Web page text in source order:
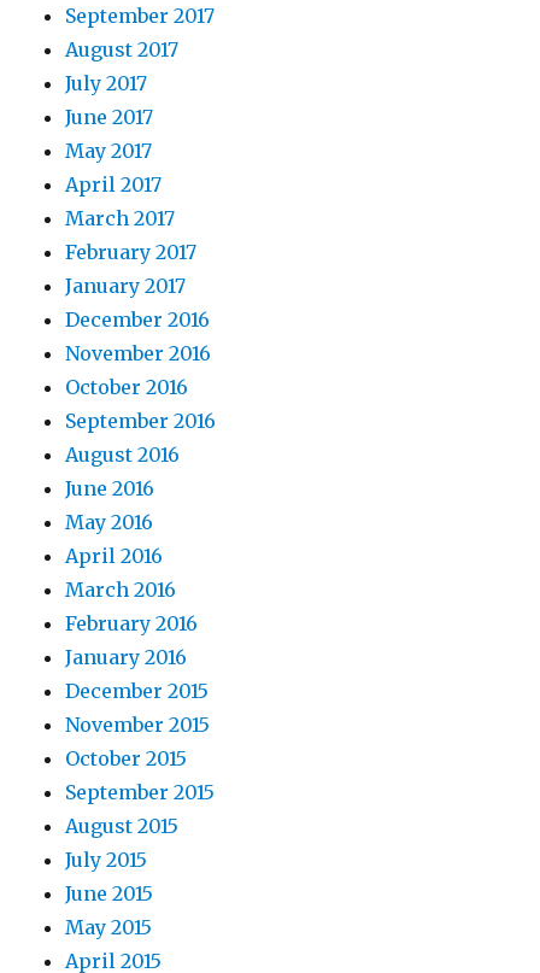
September 2017
August 2017
July 2017
June 2017
May 2017
April 2017
March 2017
February 2017
January 2017
December 2016
November 2016
October 2016
September 2016
August 2016
June 2016
May 2016
April 2016
March 2016
February 2016
January 2016
December 2015
November 2015
October 2015
September 2015
August 2015
July 2015
June 2015
May 2015
April 2015